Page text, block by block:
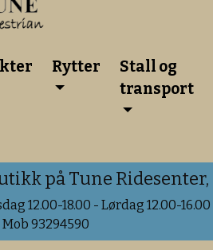
Rytter
Stall og
transport
på Tune
12.00-18.00 - Lørdag 12.00-
93294590